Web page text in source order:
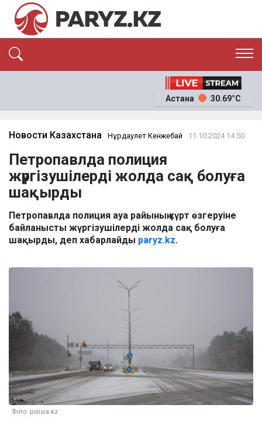
ЭКОНОМИКА
ОҚИҒА
News
Астана 30.69°C
Новости Казахстана Нұрдаулет Кенжебай 11.10.2024 14:50
Петропавлда полиция
жүргізушілерді жолда сақ болуға
шақырды
Петропавлда полиция ауа райының күрт өзгеруіне
байланысты жүргізушілерді жолда сақ болуға
шақырды, деп хабарлайды paryz.kz.
Фото: polisia.kz